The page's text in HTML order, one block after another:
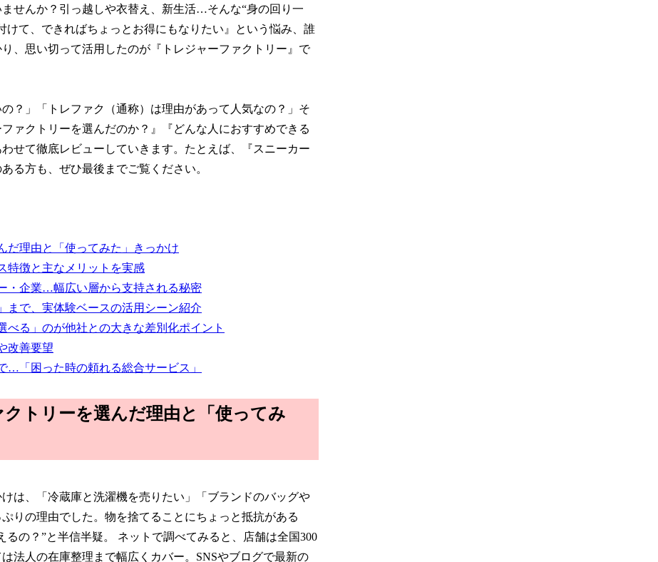
せんか？引っ越しや衣替え、新生活…そんな“身の回り一
て、できればちょっとお得にもなりたい』という悩み、誰
、思い切って活用したのが『トレジャーファクトリー』で
？」「トレファク（通称）は理由があって人気なの？」そ
ァクトリーを選んだのか？』『どんな人におすすめできる
せて徹底レビューしていきます。たとえば、『スニーカー
る方も、ぜひ最後までご覧ください。
だ理由と「使ってみた」きっかけ
特徴と主なメリットを実感
・企業…幅広い層から支持される秘密
まで、実体験ベースの活用シーン紹介
る」のが他社との大きな差別化ポイント
改善要望
…「困った時の頼れる総合サービス」
トリーを選んだ理由と「使ってみ
は、「冷蔵庫と洗濯機を売りたい」「ブランドのバッグや
りの理由でした。物を捨てることにちょっと抵抗がある
の？”と半信半疑。 ネットで調べてみると、店舗は全国300
法人の在庫整理まで幅広くカバー。SNSやブログで最新の